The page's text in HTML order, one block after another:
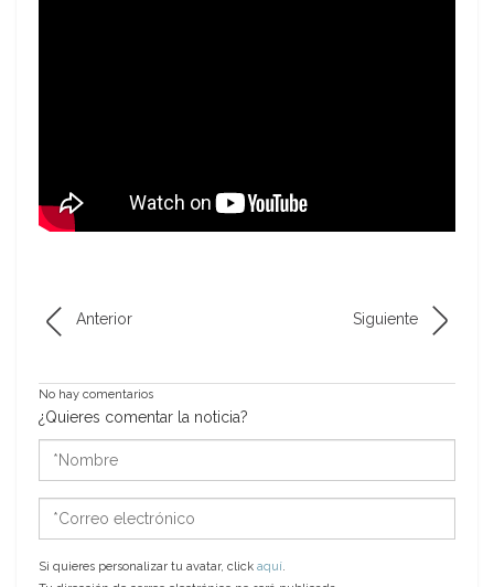
Anterior Siguiente
No hay comentarios
¿Quieres comentar la noticia?
electrónico
Si quieres personalizar tu avatar, click aquí.